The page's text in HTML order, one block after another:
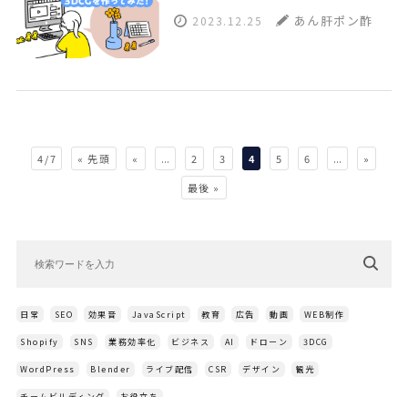
2023.12.25 あん肝ポン酢
4 / 7 « 先頭 « ... 2 3 4 5 6 ...
»
最後 »
日常 SEO 効果音 JavaScript 教育 広告 動画 WEB制作
Shopify SNS 業務効率化 ビジネス AI ドローン 3DCG
WordPress Blender ライブ配信 CSR デザイン 観光